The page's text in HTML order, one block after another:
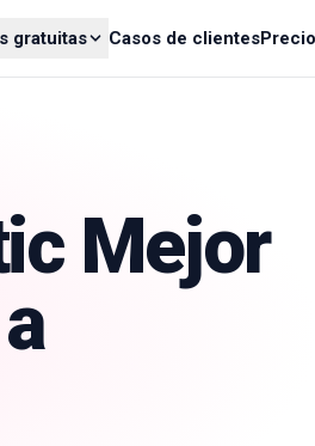
gratuitas Casos de clientes
Mejor